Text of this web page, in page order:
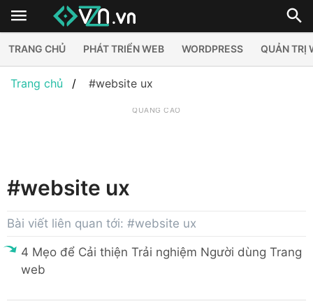
TRANG CHỦ PHÁT TRIỂN WEB WORDPRESS QUẢN TRỊ
Trang chủ #website ux
QUẢNG CÁO
#website ux
Bài viết liên quan tới: #website ux
4 Mẹo để Cải thiện Trải nghiệm Người dùng Trang
web